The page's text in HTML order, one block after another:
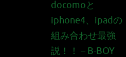
docomoと
iphone4、ipadの
組み合わせ最強
説！！ – B-BOY